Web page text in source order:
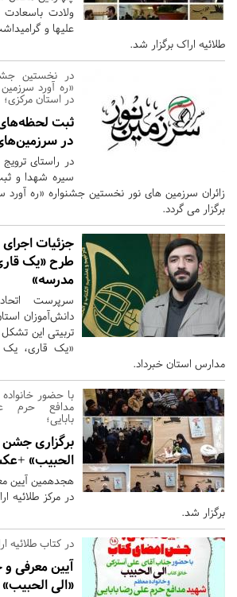
ولادت
علیها و
طلائیه اراک برگزار شد.
در نخستین
«ره آورد
در استان مرکزی؛
ثبت
در
در راستای
سیره شهدا و
زائران سرزمین های نور نخستین جشنواره «ره آورد
برگزار می گردد.
جزئیات اجرای
طرح «یک
مدرسه»
سرپرست
دانش‌آموزان
تربیتی این
«یک قاری،
مدارس استان خبرداد.
با حضور
مدافع حرم
بابایی؛
برگزاری
الحبیب»
هجدهمین آیین
در مرکز طلائیه
برگزار شد.
در کتاب طلائیه
آیین معرفی
«الی الحبیب»